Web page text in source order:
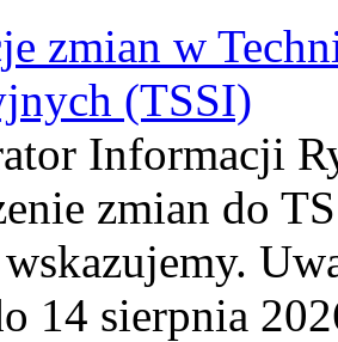
zmian w
(TSSI)
Informacji
zmian do
14 sierpnia